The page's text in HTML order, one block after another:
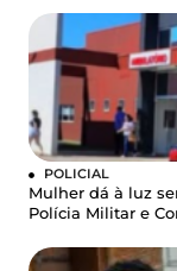
POLICIAL
Mulher dá à luz
Polícia Militar e